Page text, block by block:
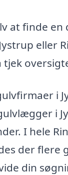
at finde en
eller
tjek
i
i
I hele
der flere
din